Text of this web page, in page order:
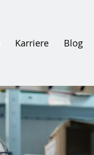
Karriere Blog